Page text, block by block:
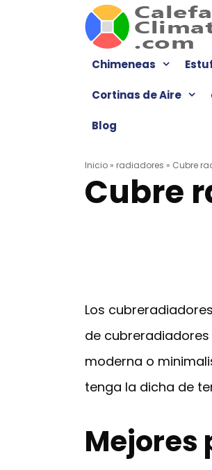
Chimeneas
Cortinas de Aire
Blog
Inicio » radiadores » Cubre
Cubre
Los
de
moderna o
tenga la dicha de
Mejores